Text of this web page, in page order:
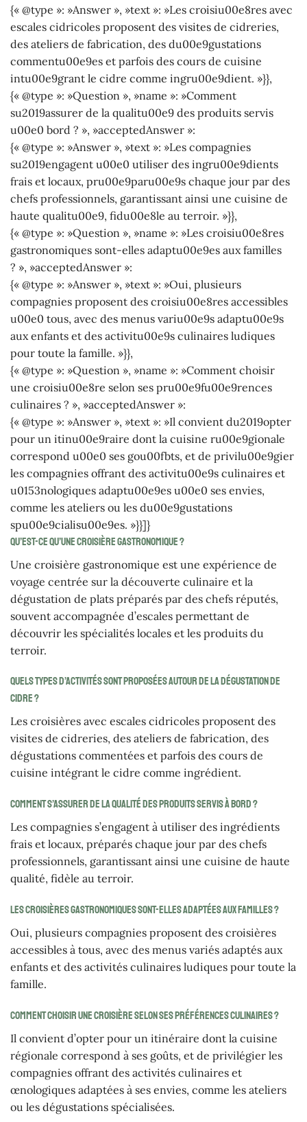
{« @type »: »Answer », »text »: »Les croisiu00e8res avec
escales cidricoles proposent des visites de cidreries,
des ateliers de fabrication, des du00e9gustations
commentu00e9es et parfois des cours de cuisine
intu00e9grant le cidre comme ingru00e9dient. »}},
{« @type »: »Question », »name »: »Comment
su2019assurer de la qualitu00e9 des produits servis
u00e0 bord ? », »acceptedAnswer »:
{« @type »: »Answer », »text »: »Les compagnies
su2019engagent u00e0 utiliser des ingru00e9dients
frais et locaux, pru00e9paru00e9s chaque jour par des
chefs professionnels, garantissant ainsi une cuisine de
haute qualitu00e9, fidu00e8le au terroir. »}},
{« @type »: »Question », »name »: »Les croisiu00e8res
gastronomiques sont-elles adaptu00e9es aux familles
? », »acceptedAnswer »:
{« @type »: »Answer », »text »: »Oui, plusieurs
compagnies proposent des croisiu00e8res accessibles
u00e0 tous, avec des menus variu00e9s adaptu00e9s
aux enfants et des activitu00e9s culinaires ludiques
pour toute la famille. »}},
{« @type »: »Question », »name »: »Comment choisir
une croisiu00e8re selon ses pru00e9fu00e9rences
culinaires ? », »acceptedAnswer »:
{« @type »: »Answer », »text »: »Il convient du2019opter
pour un itinu00e9raire dont la cuisine ru00e9gionale
correspond u00e0 ses gou00fbts, et de privilu00e9gier
les compagnies offrant des activitu00e9s culinaires et
u0153nologiques adaptu00e9es u00e0 ses envies,
comme les ateliers ou les du00e9gustations
spu00e9cialisu00e9es. »}}]}
Qu’est-ce qu’une croisière gastronomique ?
Une croisière gastronomique est une expérience de
voyage centrée sur la découverte culinaire et la
dégustation de plats préparés par des chefs réputés,
souvent accompagnée d’escales permettant de
découvrir les spécialités locales et les produits du
terroir.
Quels types d’activités sont proposées autour de la dégustation de
cidre ?
Les croisières avec escales cidricoles proposent des
visites de cidreries, des ateliers de fabrication, des
dégustations commentées et parfois des cours de
cuisine intégrant le cidre comme ingrédient.
Comment s’assurer de la qualité des produits servis à bord ?
Les compagnies s’engagent à utiliser des ingrédients
frais et locaux, préparés chaque jour par des chefs
professionnels, garantissant ainsi une cuisine de haute
qualité, fidèle au terroir.
Les croisières gastronomiques sont-elles adaptées aux familles ?
Oui, plusieurs compagnies proposent des croisières
accessibles à tous, avec des menus variés adaptés aux
enfants et des activités culinaires ludiques pour toute la
famille.
Comment choisir une croisière selon ses préférences culinaires ?
Il convient d’opter pour un itinéraire dont la cuisine
régionale correspond à ses goûts, et de privilégier les
compagnies offrant des activités culinaires et
œnologiques adaptées à ses envies, comme les ateliers
ou les dégustations spécialisées.